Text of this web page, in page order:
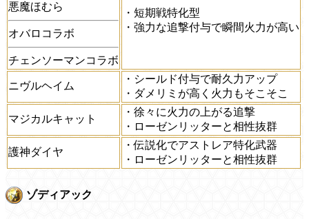
悪魔ほむら
オバロコラボ
チェンソーマンコラボ
・短期戦特化型
・強力な追撃付与で瞬間火力が高い
ニヴルヘイム
・シールド付与で耐久力アップ
・ダメリミが高く火力もそこそこ
マジカルキャット
・徐々に火力の上がる追撃
・ローゼンリッターと相性抜群
護神ダイヤ
・伝説化でアストレア特化武器
・ローゼンリッターと相性抜群
ゾディアック